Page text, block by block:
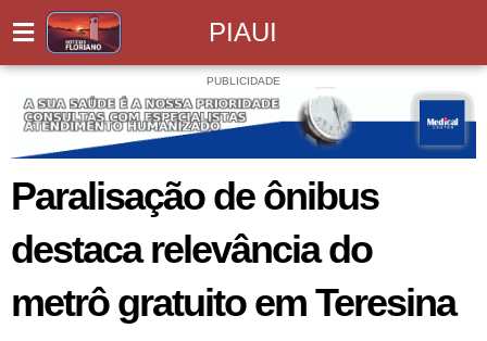
PIAUI
PUBLICIDADE
Paralisação de ônibus
destaca relevância do
metrô gratuito em Teresina